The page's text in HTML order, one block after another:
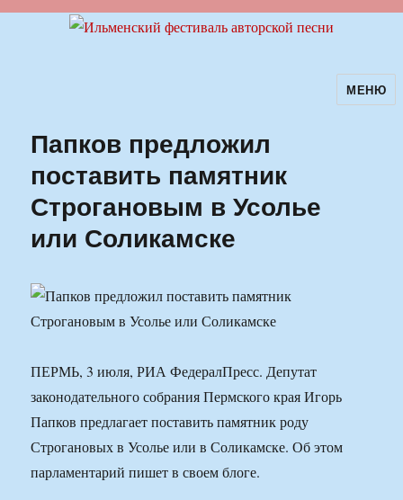
Ильменский фестиваль авторскойМЕНЮ
Папков предложил
поставить памятник
Строгановым в Усолье
или Соликамске
ПЕРМЬ, 3 июля, РИА ФедералПресс. Депутат
законодательного собрания Пермского края Игорь
Папков предлагает поставить памятник роду
Строгановых в Усолье или в Соликамске. Об этом
парламентарий пишет в своем блоге.